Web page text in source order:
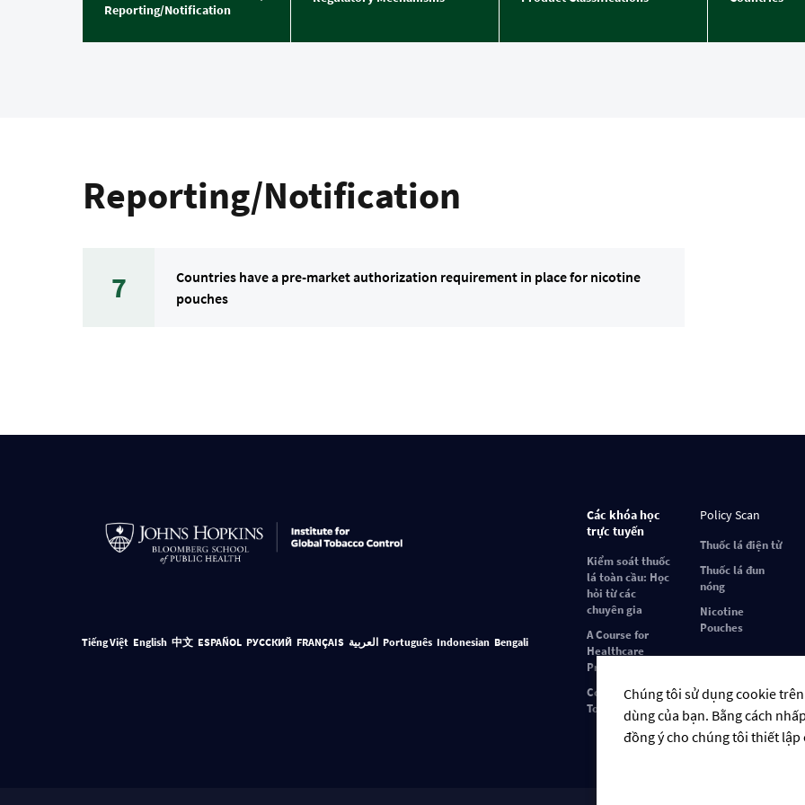
Reporting/Notification
Reporting/Notification
7
Countries have a pre-market authorization requirement in place for nicotine
pouches
Tiếng Việt English 中文 ESPAÑOL РУССКИЙ FRANÇAIS العربية Português Indonesian Bengali
Các khóa học
trực tuyến
Kiểm soát thuốc
lá toàn cầu: Học
hỏi từ các
chuyên gia
A Course for
Healthcare
Professionals
Covid-19 and
Tobacco Use
Policy Scan
Thuốc lá điện tử
Thuốc lá đun
nóng
Nicotine
Pouches
Chúng tôi sử dụng cookie
dùng của bạn. Bằng cách
đồng ý cho chúng tôi thiết